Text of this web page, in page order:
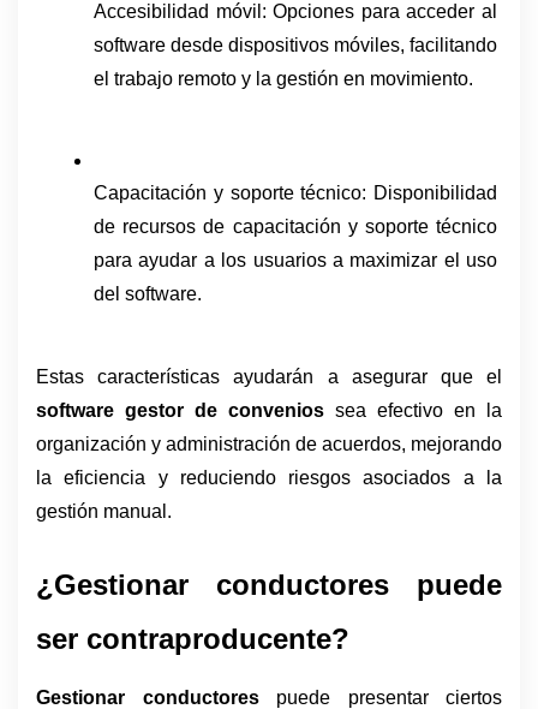
Accesibilidad móvil: Opciones para acceder al
software desde dispositivos móviles, facilitando
el trabajo remoto y la gestión en movimiento.
Capacitación y soporte técnico: Disponibilidad
de recursos de capacitación y soporte técnico
para ayudar a los usuarios a maximizar el uso
del software.
software gestor de convenios sea efectivo en la
organización y administración de acuerdos, mejorando
la eficiencia y reduciendo riesgos asociados a la
gestión manual.
¿Gestionar conductores puede
ser contraproducente?
Gestionar conductores puede presentar ciertos